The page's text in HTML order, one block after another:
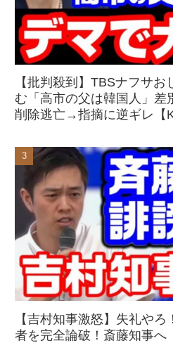
【批判殺到】TBSナフサ
む「高市の父は韓国人」差
削除逃亡→指摘に逆ギレ【
【吉村知事激怒】失礼や
者を完全論破！斎藤知事へ